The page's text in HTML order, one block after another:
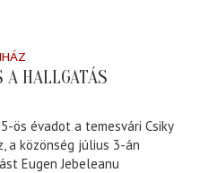
A HALLGATÁS
ös évadot a temesvári Csiky
a közönség július 3-án
Eugen Jebeleanu